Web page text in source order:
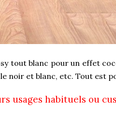
tout blanc pour un effet
noir et blanc, etc. Tout est
usages habituels ou